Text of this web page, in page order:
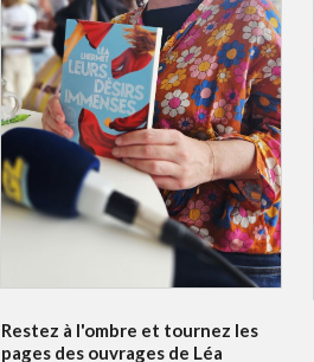
Restez à l'ombre et tournez les
pages des ouvrages de Léa